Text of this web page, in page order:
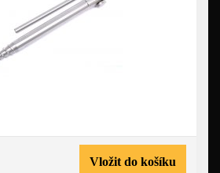
Vložit do košíku